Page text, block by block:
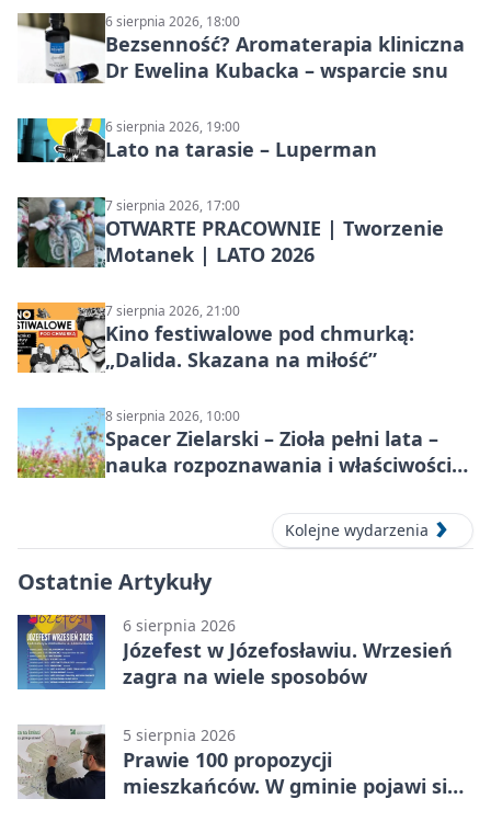
6 sierpnia 2026, 18:00
Bezsenność? Aromaterapia kliniczna
Dr Ewelina Kubacka – wsparcie snu
6 sierpnia 2026, 19:00
Lato na tarasie – Luperman
7 sierpnia 2026, 17:00
OTWARTE PRACOWNIE | Tworzenie
Motanek | LATO 2026
7 sierpnia 2026, 21:00
Kino festiwalowe pod chmurką:
„Dalida. Skazana na miłość”
8 sierpnia 2026, 10:00
Spacer Zielarski – Zioła pełni lata –
nauka rozpoznawania i właściwości
Kolejne wydarzenia
Ostatnie Artykuły
6 sierpnia 2026
Józefest w Józefosławiu. Wrzesień
zagra na wiele sposobów
5 sierpnia 2026
Prawie 100 propozycji
mieszkańców. W gminie pojawi się